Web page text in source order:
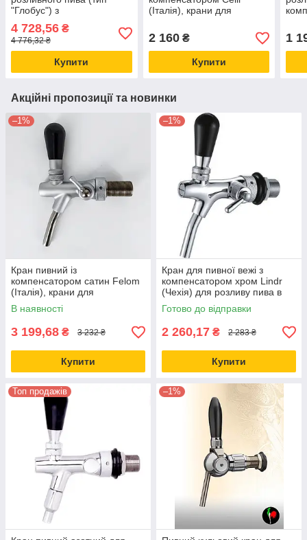
"Глобус") з
компенсатором хром
Cosmo Італія
4 728,56 ₴
4 776,32 ₴
Купити
(Італія), крани для
колону або кегу
2 160₴
Купити
1
Акційні пропозиції та новинки
–1%
Кран пивний із
компенсатором сатин Felom
(Італія), крани для
розливного пива на пивну
колону або кегу
В наявності
3 199,68 ₴ 3 232 ₴
Купити
–1%
Кран для пивної вежі з
компенсатором хром Lindr
(Чехія) для розливу пива в
склянку, кухоль
Готово до відправки
2 260,17 ₴ 2 283 ₴
Купити
Топ продажів –1%